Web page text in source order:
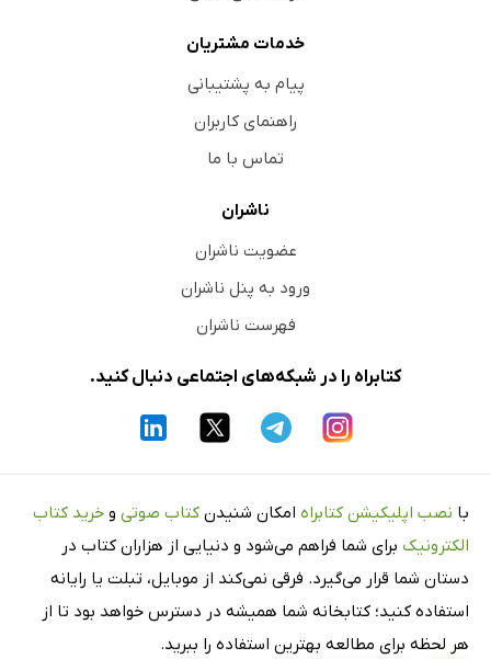
خدمات مشتریان
پیام به پشتیبانی
راهنمای کاربران
تماس با ما
ناشران
عضویت ناشران
ورود به پنل ناشران
فهرست ناشران
کتابراه را در شبکه‌های اجتماعی دنبال کنید.
با نصب اپلیکیشن کتابراه امکان شنیدن کتاب صوتی و خرید کتاب
الکترونیک برای شما فراهم می‌شود و دنیایی از هزاران کتاب در
دستان شما قرار می‌گیرد. فرقی نمی‌کند از موبایل، تبلت یا رایانه
استفاده کنید؛ کتابخانه شما همیشه در دسترس خواهد بود تا از
هر لحظه برای مطالعه بهترین استفاده را ببرید.